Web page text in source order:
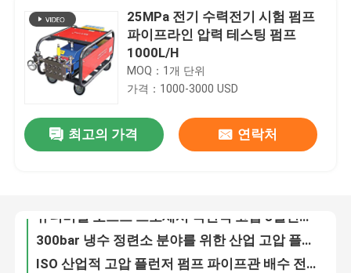
집
우리 에 관한 것
품질 관리
25MPa 전기 수력전기 시험 펌프
파이프라인 압력 테스팅 펌프
1000L/H
MOQ：1개 단위
가격：1000-3000 USD
최고의 가격 연락처
부식 방지 녹 페인트 고압 잠수부 펌프 물 총 분명한 이전